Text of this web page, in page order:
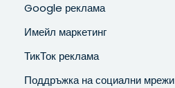
Google реклама
Имейл маркетинг
ТикТок реклама
Поддръжка на социални мрежи